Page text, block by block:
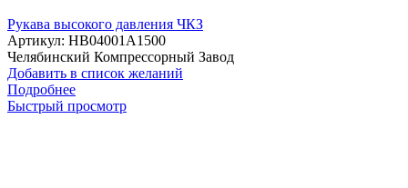
Рукава высокого давления ЧКЗ
Артикул: HB04001A1500
Челябинский Компрессорный Завод
Добавить в список желаний
Подробнее
Быстрый просмотр